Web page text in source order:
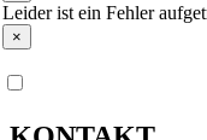
Leider ist ein Fehler
×